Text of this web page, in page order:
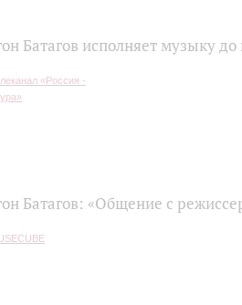
Батагов исполняет музыку
Батагов: «Общение с